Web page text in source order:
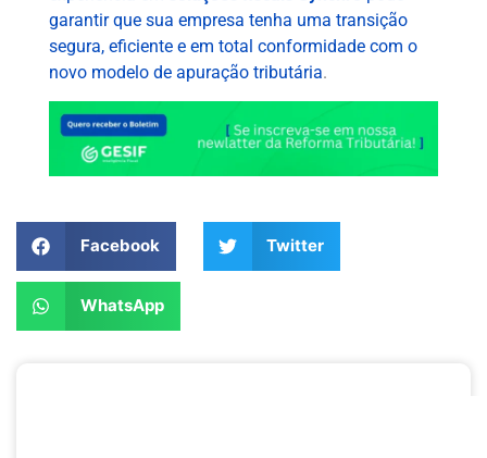
garantir que sua empresa tenha uma transição
segura, eficiente e em total conformidade com o
novo modelo de apuração tributária.
Facebook Twitter
WhatsApp